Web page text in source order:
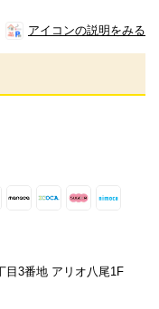
アイコンの説明をみる
目3番地 アリオ八尾1F